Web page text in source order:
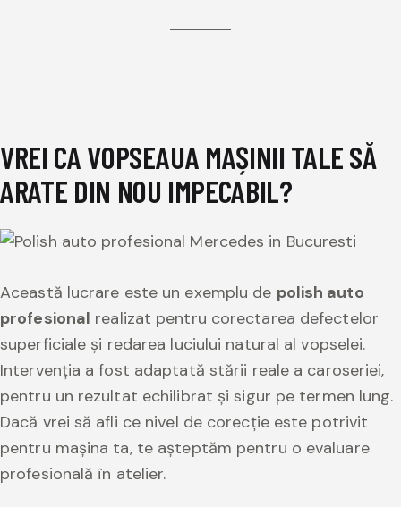
VREI CA VOPSEAUA MAȘINII TALE SĂ
ARATE DIN NOU IMPECABIL?
Această lucrare este un exemplu de polish auto
profesional realizat pentru corectarea defectelor
superficiale și redarea luciului natural al vopselei.
Intervenția a fost adaptată stării reale a caroseriei,
pentru un rezultat echilibrat și sigur pe termen lung.
Dacă vrei să afli ce nivel de corecție este potrivit
pentru mașina ta, te așteptăm pentru o evaluare
profesională în atelier.